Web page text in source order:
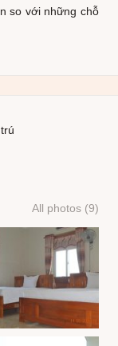
so với những chỗ
All photos (9)